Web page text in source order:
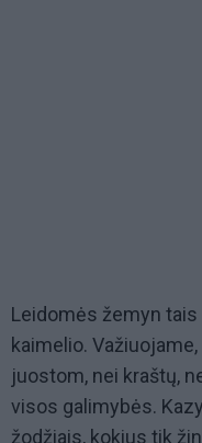
Leidomės žemyn
kaimelio.
juostom, nei kraštų,
visos galimybės.
žodžiais, kokius tik